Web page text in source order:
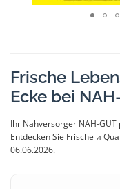
Frische
Ecke bei
Ihr Nahversorger NAH-
Entdecken Sie Frische и
06.06.2026.